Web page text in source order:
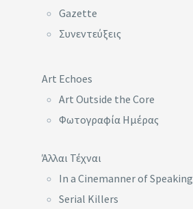
Gazette
Συνεντεύξεις
Art Echoes
Art Outside the Core
Φωτογραφία Ημέρας
Άλλαι Τέχναι
In a Cinemanner of Speaking
Serial Killers